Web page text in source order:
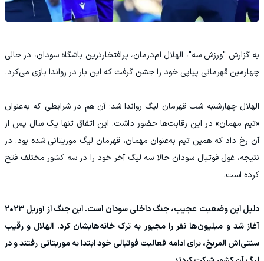
به گزارش "ورزش سه"، الهلال ام‌درمان، پرافتخارترین باشگاه سودان، در حالی
چهارمین قهرمانی پیاپی خود را جشن گرفت که این بار در رواندا بازی می‌کرد.
الهلال چهارشنبه شب قهرمان لیگ رواندا شد؛ آن هم در شرایطی که به‌عنوان
«تیم مهمان» در این رقابت‌ها حضور داشت. این اتفاق تنها یک سال پس از
آن رخ داد که همین تیم به‌عنوان مهمان، قهرمان لیگ موریتانی شده بود. در
نتیجه، غول فوتبال سودان حالا سه لیگ آخر خود را در سه کشور مختلف فتح
کرده است.
دلیل این وضعیت عجیب، جنگ داخلی سودان است. این جنگ از آوریل ۲۰۲۳
آغاز شد و میلیون‌ها نفر را مجبور به ترک خانه‌هایشان کرد. الهلال و رقیب
سنتی‌اش المریخ، برای ادامه فعالیت فوتبالی خود ابتدا به موریتانی رفتند و در